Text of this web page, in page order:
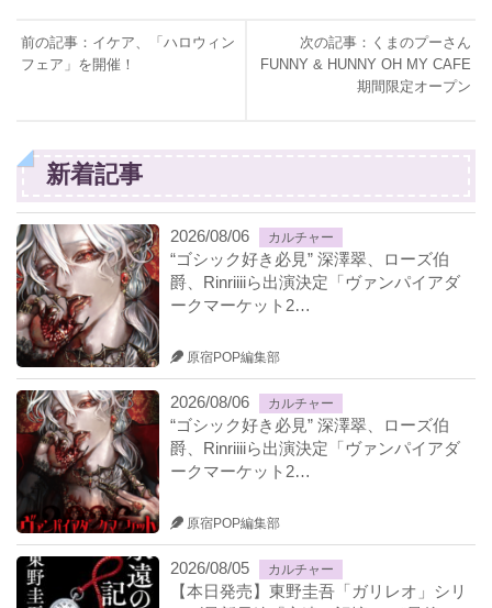
前の記事：イケア、「ハロウィン
フェア」を開催！
次の記事：くまのプーさん
FUNNY & HUNNY OH MY CAFE
期間限定オープン
新着記事
2026/08/06 カルチャー
“ゴシック好き必見” 深澤翠、ローズ伯
爵、Rinriiiiら出演決定「ヴァンパイアダ
ークマーケット2…
原宿POP編集部
2026/08/06 カルチャー
“ゴシック好き必見” 深澤翠、ローズ伯
爵、Rinriiiiら出演決定「ヴァンパイアダ
ークマーケット2…
原宿POP編集部
2026/08/05 カルチャー
【本日発売】東野圭吾「ガリレオ」シリ